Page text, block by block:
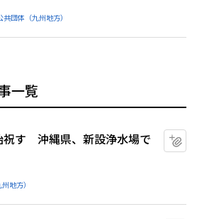
共団体（九州地方）
一覧
祝す 沖縄県、新設浄水場で
地方）